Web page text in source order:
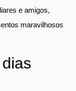
e amigos,
maravilhosos